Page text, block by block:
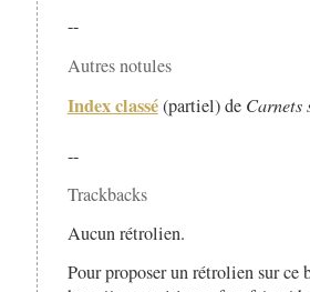
--
Autres notules
Index classé(partiel) de Carnets
--
Trackbacks
Aucun rétrolien.
Pour proposer un rétrolien sur